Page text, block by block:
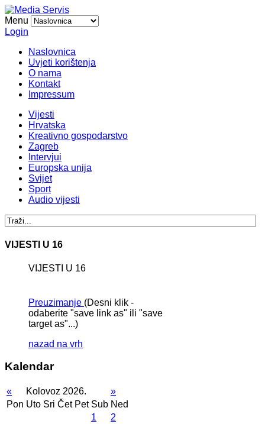
Menu
Login
Naslovnica
Uvjeti korištenja
O nama
Kontakt
Impressum
Vijesti
Hrvatska
Kreativno gospodarstvo
Zagreb
Intervjui
Europska unija
Svijet
Sport
Audio vijesti
VIJESTI U 16
VIJESTI U 16
Preuzimanje (Desni klik -
odaberite "save link as" ili "save
target as"...)
nazad na vrh
Kalendar
« Kolovoz 2026.
»
Pon Uto Sri Čet Pet Sub Ned
1
2